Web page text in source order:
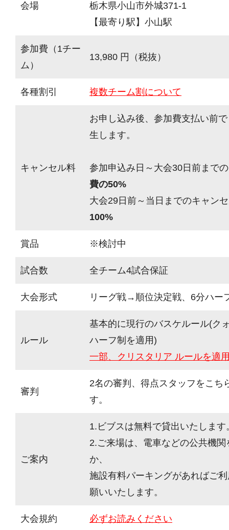
会場
栃木県小山市外城371-1
【最寄り駅】小山駅
参加費（1チー
ム）
13,980 円（税抜）
各種割引 複数チーム割について
キャンセル料
お申し込み後、参加費支払い前
生します。
参加申込み日～大会30日前まで
費の50%
大会29日前～当日までのキャン
100%
賞品 ※検討中
試合数 全チーム4試合保証
大会形式 リーグ戦→順位決定戦、6分ハー
ルール
基本的に現行のバスケルール(ク
ハーフ制を適用)
一部、クリスタリア ルールを適
審判
2名の審判、得点スタッフをこち
す。
ご案内
1.ビブスは無料で貸出いたします
2.ご来場は、電車などの公共機
か、
施設有料パーキングがあればご
願いいたします。
大会規約 必ずお読みください